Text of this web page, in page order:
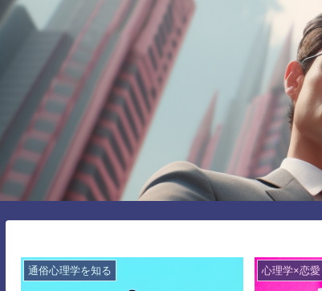
通俗心理学を知る 心理学×恋愛